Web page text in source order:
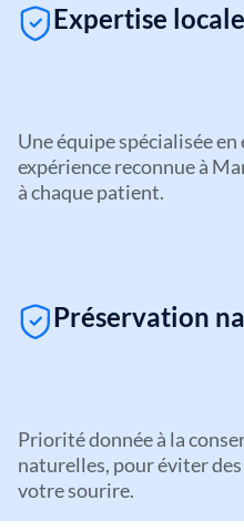
Expertise locale
Une équipe spécialisée
expérience reconnue à
à chaque patient.
Préservation
Priorité donnée à la
naturelles, pour éviter
votre sourire.